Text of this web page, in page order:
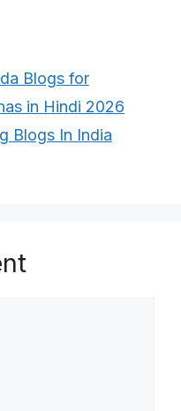
Blogs for
in Hindi 2026
Blogs In India